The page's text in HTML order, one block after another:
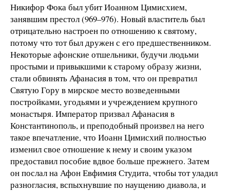
Никифор Фока был убит Иоанном Цимисхием,
занявшим престол (969–976). Новый властитель был
отрицательно настроен по отношению к святому,
потому что тот был дружен с его предшественником.
Некоторые афонские отшельники, будучи людьми
простыми и привыкшими к старому образу жизни,
стали обвинять Афанасия в том, что он превратил
Святую Гору в мирское место возведенными
постройками, угодьями и учреждением крупного
монастыря. Император призвал Афанасия в
Константинополь, и преподобный произвел на него
такое впечатление, что Иоанн Цимисхий полностью
изменил свое отношение к нему и своим указом
предоставил пособие вдвое больше прежнего. Затем
он послал на Афон Евфимия Студита, чтобы тот уладил
разногласия, вспыхнувшие по наущению диавола, и